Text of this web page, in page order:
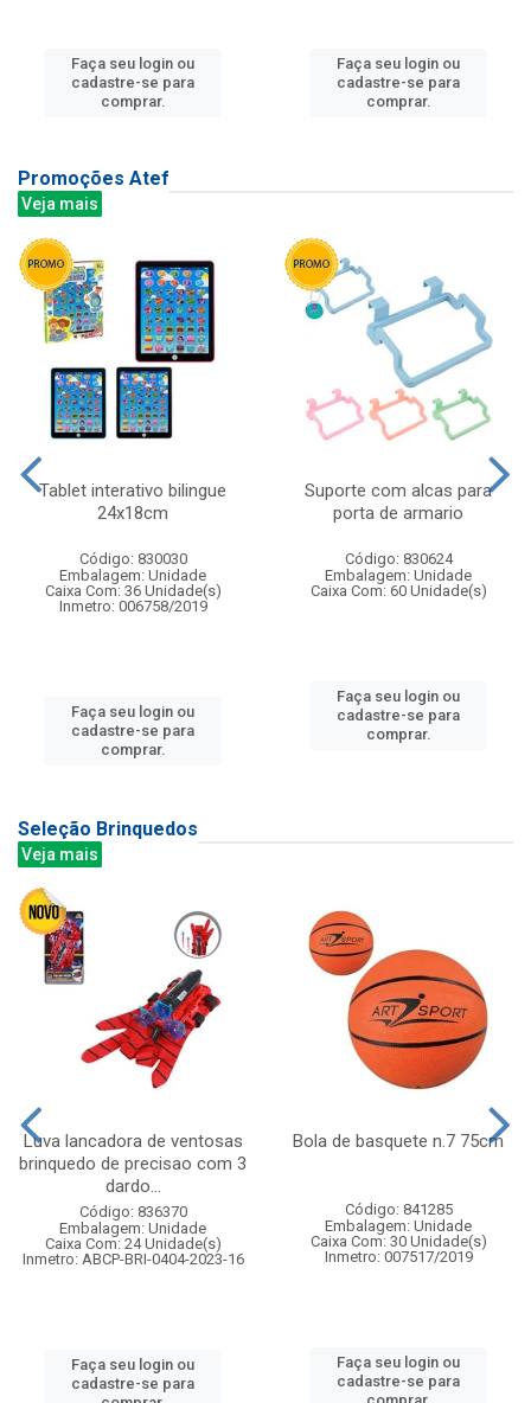
Faça seu login ou
cadastre-se para
comprar.
Faça seu login ou
cadastre-se para
comprar.
Promoções Atef
Veja mais
Tablet interativo bilingue
24x18cm
Código: 830030
Embalagem: Unidade
Caixa Com: 36 Unidade(s)
Inmetro: 006758/2019
Faça seu login ou
cadastre-se para
comprar.
Suporte com alcas para
porta de armario
Código: 830624
Embalagem: Unidade
Caixa Com: 60 Unidade(s)
Faça seu login ou
cadastre-se para
comprar.
Seleção Brinquedos
Veja mais
Luva lancadora de ventosas
brinquedo de precisao com 3
dardo...
Código: 836370
Embalagem: Unidade
Caixa Com: 24 Unidade(s)
Inmetro: ABCP-BRI-0404-2023-16
Faça seu login ou
cadastre-se para
Bola de basquete n.7 75cm
Código: 841285
Embalagem: Unidade
Caixa Com: 30 Unidade(s)
Inmetro: 007517/2019
Faça seu login ou
cadastre-se para